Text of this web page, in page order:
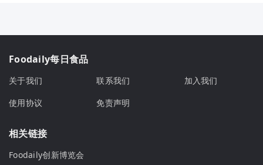
Foodaily每日食品
关于我们 联系我们
加入我们
使用协议
免责声明
相关链接
Foodaily创新博览会